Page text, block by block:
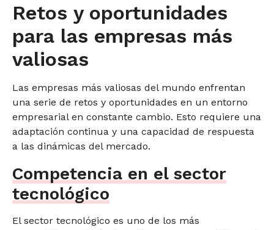
Retos y oportunidades
para las empresas más
valiosas
Las empresas más valiosas del mundo enfrentan
una serie de retos y oportunidades en un entorno
empresarial en constante cambio. Esto requiere una
adaptación continua y una capacidad de respuesta
a las dinámicas del mercado.
Competencia en el sector
tecnológico
El sector tecnológico es uno de los más